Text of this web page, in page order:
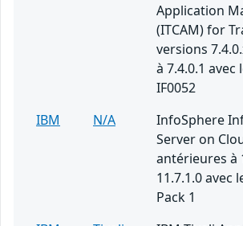
Application
(ITCAM) for
versions
à 7.4.0.1
IF0052
IBM
N/A
InfoSphere
Server on
antérieures à
11.7.1.0 avec
Pack 1